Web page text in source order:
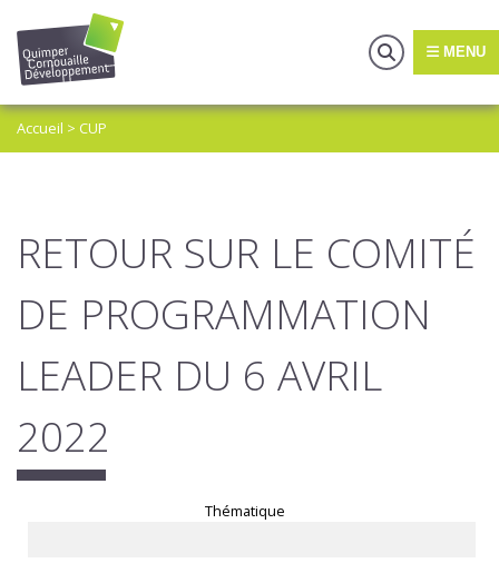
MENU
Accueil > CUP
RETOUR SUR LE COMITÉ
DE PROGRAMMATION
LEADER DU 6 AVRIL
2022
Thématique